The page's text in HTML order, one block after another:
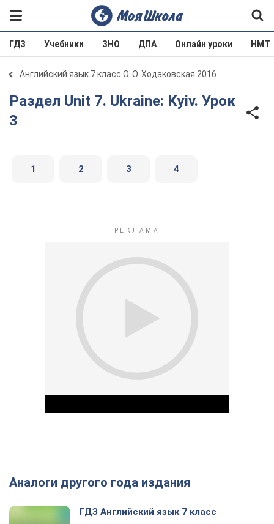
ГДЗ Учебники ЗНО ДПА Онлайн уроки НМТ
Английский язык 7 класс О. О. Ходаковская 2016
Раздел Unit 7. Ukraine: Kyiv. Урок
3
1 2 3 4
Play Video
Аналоги другого года издания
ГДЗ Английский язык 7 класс